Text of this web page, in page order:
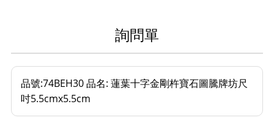
詢問單
品號:74BEH30 品名: 蓮葉十字金剛杵寶石圖騰牌坊尺
吋5.5cmx5.5cm